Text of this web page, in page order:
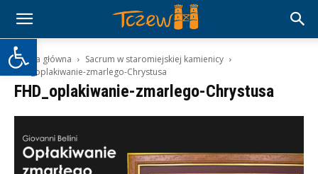
Otwórz pasek narzędzi
Strona główna
Sacrum w staromiejskiej kamienicy
FHD_oplakiwanie-zmarlego-Chrystusa
FHD_oplakiwanie-zmarlego-Chrystusa